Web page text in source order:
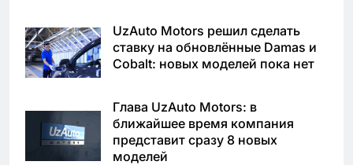
UzAuto Motors решил сделать
ставку на обновлённые Damas и
Cobalt: новых моделей пока нет
Глава UzAuto Motors: в
ближайшее время компания
представит сразу 8 новых
моделей